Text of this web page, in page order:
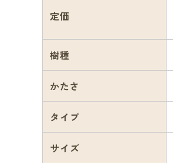
定価
樹種
かたさ
タイプ
サイズ